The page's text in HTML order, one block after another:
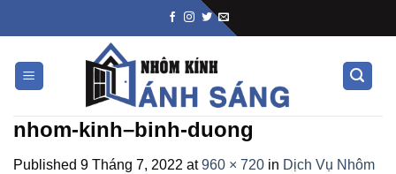
nhom-kinh–binh-duong
Published 9 Tháng 7, 2022 at960 × 720 in Dịch Vụ Nhôm